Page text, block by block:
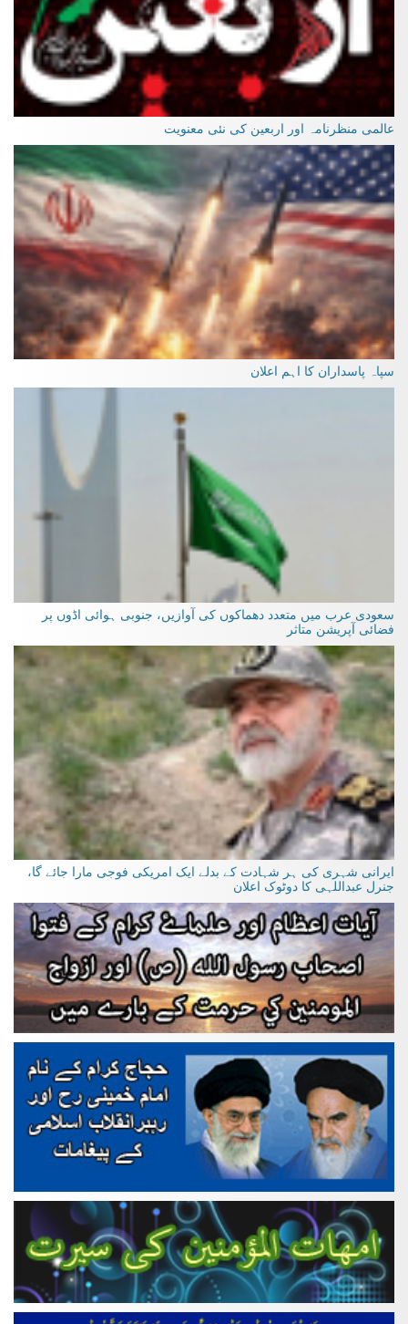
عالمی منظرنامہ اور اربعین کی نئی معنویت
سپاہ پاسداران کا اہم اعلان
سعودی عرب میں متعدد دھماکوں کی آوازیں، جنوبی ہوائی اڈوں پر
فضائی آپریشن متاثر
ایرانی شہری کی ہر شہادت کے بدلے ایک امریکی فوجی مارا جائے گا،
جنرل عبداللہی کا دوٹوک اعلان